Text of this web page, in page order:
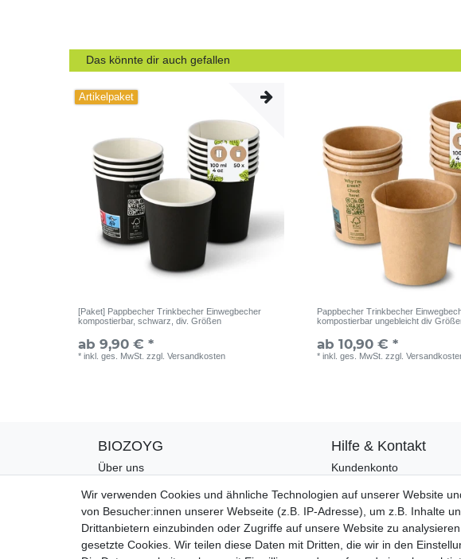
Das könnte dir auch gefallen
Artikelpaket
[Paket] Pappbecher Trinkbecher Einwegbecher
kompostierbar, schwarz, div. Größen
ab 9,90 € *
*inkl. ges. MwSt. zzgl.Versandkosten
Pappbecher Trinkbecher
kompostierbar ungebleicht div
ab 10,90 € *
*inkl. ges. MwSt. zzgl.
BIOZOYG
Über uns
Unsere Materialien
Palmblatt Produktion
Hilfe & Kontakt
Kundenkonto
Versand & Lieferung
Rücksendungen
Kontakt zu uns
Wir verwenden Cookies und ähnliche Technologien auf unserer Website
von Besucher:innen unserer Webseite (z.B. IP-Adresse), um z.B. Inhalte
Drittanbietern einzubinden oder Zugriffe auf unsere Website zu
gesetzte Cookies. Wir teilen diese Daten mit Dritten, die wir in den